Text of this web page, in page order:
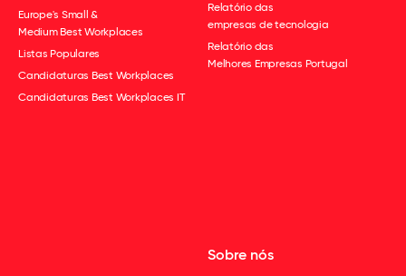
Europe's Small &
Medium Best Workplaces
Listas Populares
Candidaturas Best Workplaces
Candidaturas Best Workplaces IT
Relatório das
empresas de tecnologia
Relatório das
Melhores Empresas Portugal
Sobre nós